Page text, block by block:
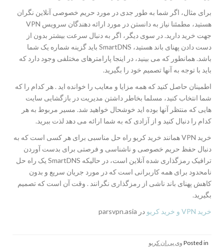
برای مثال، اگر شما به طور جدی در مورد حریم خصوصی آنلاین نگران
هستید، مطمئنا نیاز به دانستن در مورد ارائه دهندگان سرویس VPN
جهت خرید دارید. در سوی دیگر، اگر به دنبال سرعت بیشتر بدون از
دست دادن پهنای باند هستید، SmartDNS باید گزینه شماره یک شما
باشد. همانطور که می بینید، در اینجا پارامترهای مختلفی وجود دارد که
باید با توجه به آنها تصمیم خود را بگیرید.
اطمینان حاصل کنید که همه مزایا و معایب را خوانده اید . هر کدام را که
شما انتخاب کنید، مسلما بخاطر داشتن مدیریت در بازگشایی سایت
هایی که منتظر آنها بوده اید خوشحال خواهید شد. مسیر مربوط به هر
کدام را دنبال کنید و از آزادی که به شما ارائه می دهد لذت ببرید.
خرید VPN همانند خرید کریو راه حل مناسبی برای هر کسی است که به
دنبال حفظ حریم خصوصی و ناشناسی و فرصتی برای بدست آوردن
ترافیک رمزگذاری شده آنلاین است، در حالیکه SmartDNS یک راه حل
نامحدود برای همه کاربرانی است که در مورد جریان سریع و بدون
کاهش پهنای باند ناشی از رمزگذاری نگرانند . وقت آن است که تصمیم
بگیرید.
خرید VPN و خرید کریو
در parsvpn.asia
Posted in وی پی ان کریو